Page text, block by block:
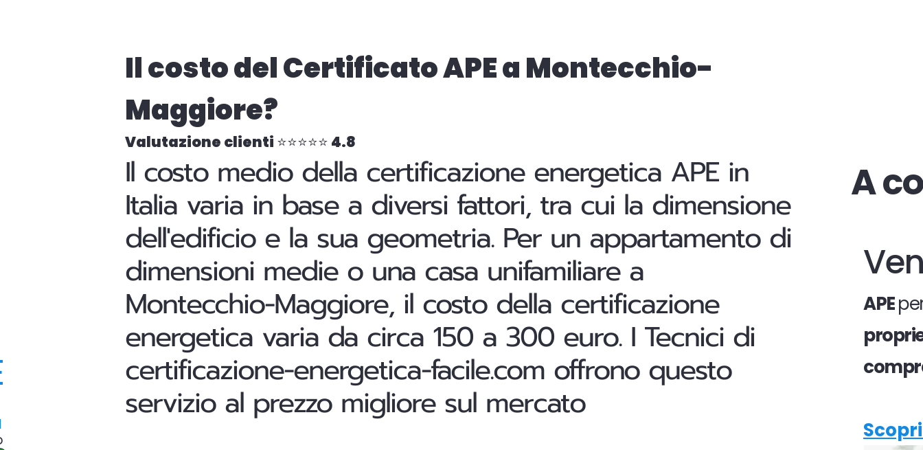
Il costo del Certificato APE a Montecchio-
Maggiore?
Valutazione clienti ⭐⭐⭐⭐⭐ 4.8
Il costo medio della certificazione energetica APE in
Italia varia in base a diversi fattori, tra cui la dimensione
dell'edificio e la sua geometria. Per un appartamento di
dimensioni medie o una casa unifamiliare a
Montecchio-Maggiore, il costo della certificazione
energetica varia da circa 150 a 300 euro. I Tecnici di
certificazione-energetica-facile.com offrono questo
servizio al prezzo migliore sul mercato
A
APE